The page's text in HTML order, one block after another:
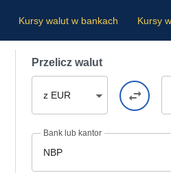
Kursy walut w bankach Kursy
Przelicz walut
z EUR
Bank lub kantor
NBP